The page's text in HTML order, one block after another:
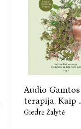
Audio Gamtos
terapija. Kaip
Giedrė Žalytė